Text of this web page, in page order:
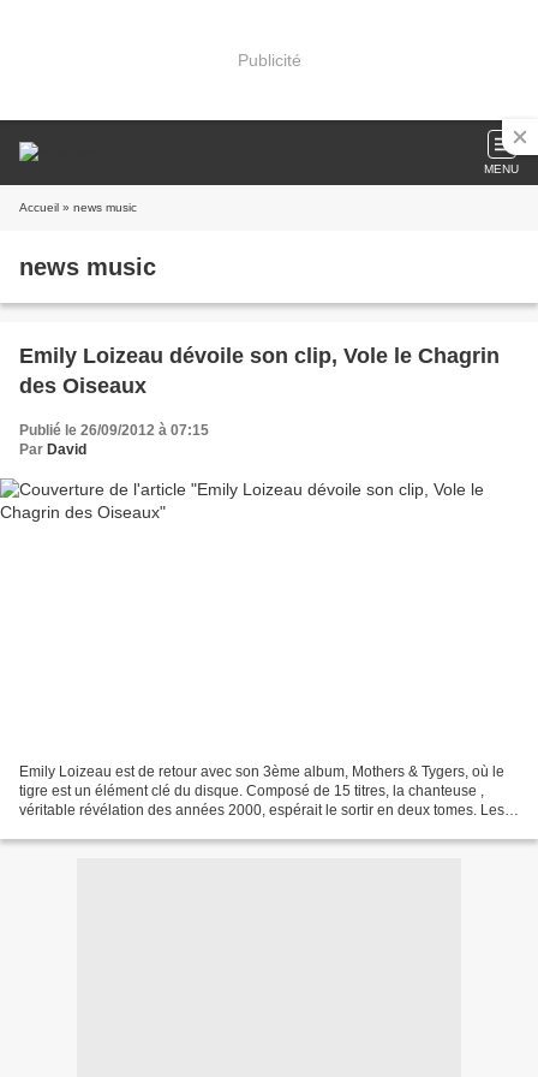
Publicité
MENU
Accueil » news music
news music
Emily Loizeau dévoile son clip, Vole le Chagrin
des Oiseaux
Publié le 26/09/2012 à 07:15
Par David
Emily Loizeau est de retour avec son 3ème album, Mothers & Tygers, où le
tigre est un élément clé du disque. Composé de 15 titres, la chanteuse ,
véritable révélation des années 2000, espérait le sortir en deux tomes. Les